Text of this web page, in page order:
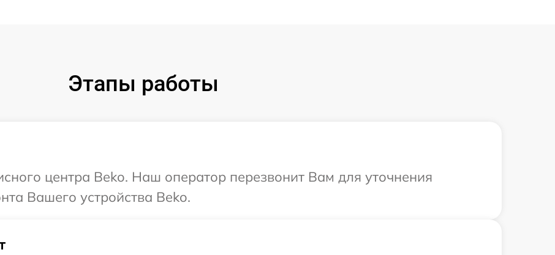
Этапы работы
центра Beko. Наш оператор перезвонит Вам для уточнения
Вашего устройства Beko.